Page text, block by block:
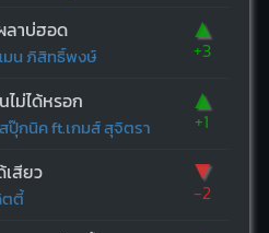
าบ่ฮอด
มน ภิสิทธิ์พงษ์
▲
+3
ไม่ได้หรอก
ปุ๊กนิค ft.เกมส์ สุจิตรา
▲
+1
สียว
ตี้
▼
-2